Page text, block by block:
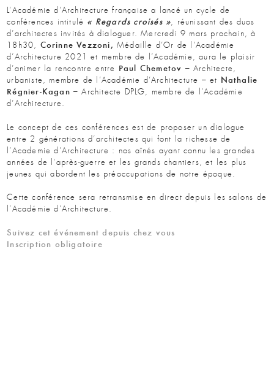
L’Académie d’Architecture française a lancé un cycle de
conférences intitulé « Regards croisés », réunissant des duos
d’architectes invités à dialoguer. Mercredi 9 mars prochain, à
18h30, Corinne Vezzoni, Médaille d’Or de l’Académie
d’Architecture 2021 et membre de l’Académie, aura le plaisir
d’animer la rencontre entre Paul Chemetov – Architecte,
urbaniste, membre de l’Académie d’Architecture – et Nathalie
Régnier-Kagan – Architecte DPLG, membre de l’Académie
d’Architecture.
Le concept de ces conférences est de proposer un dialogue
entre 2 générations d’architectes qui font la richesse de
l’Academie d’Architecture : nos aînés ayant connu les grandes
années de l’après-guerre et les grands chantiers, et les plus
jeunes qui abordent les préoccupations de notre époque.
Cette conférence sera retransmise en direct depuis les salons de
l’Académie d’Architecture.
Suivez cet événement depuis chez vous
Inscription obligatoire